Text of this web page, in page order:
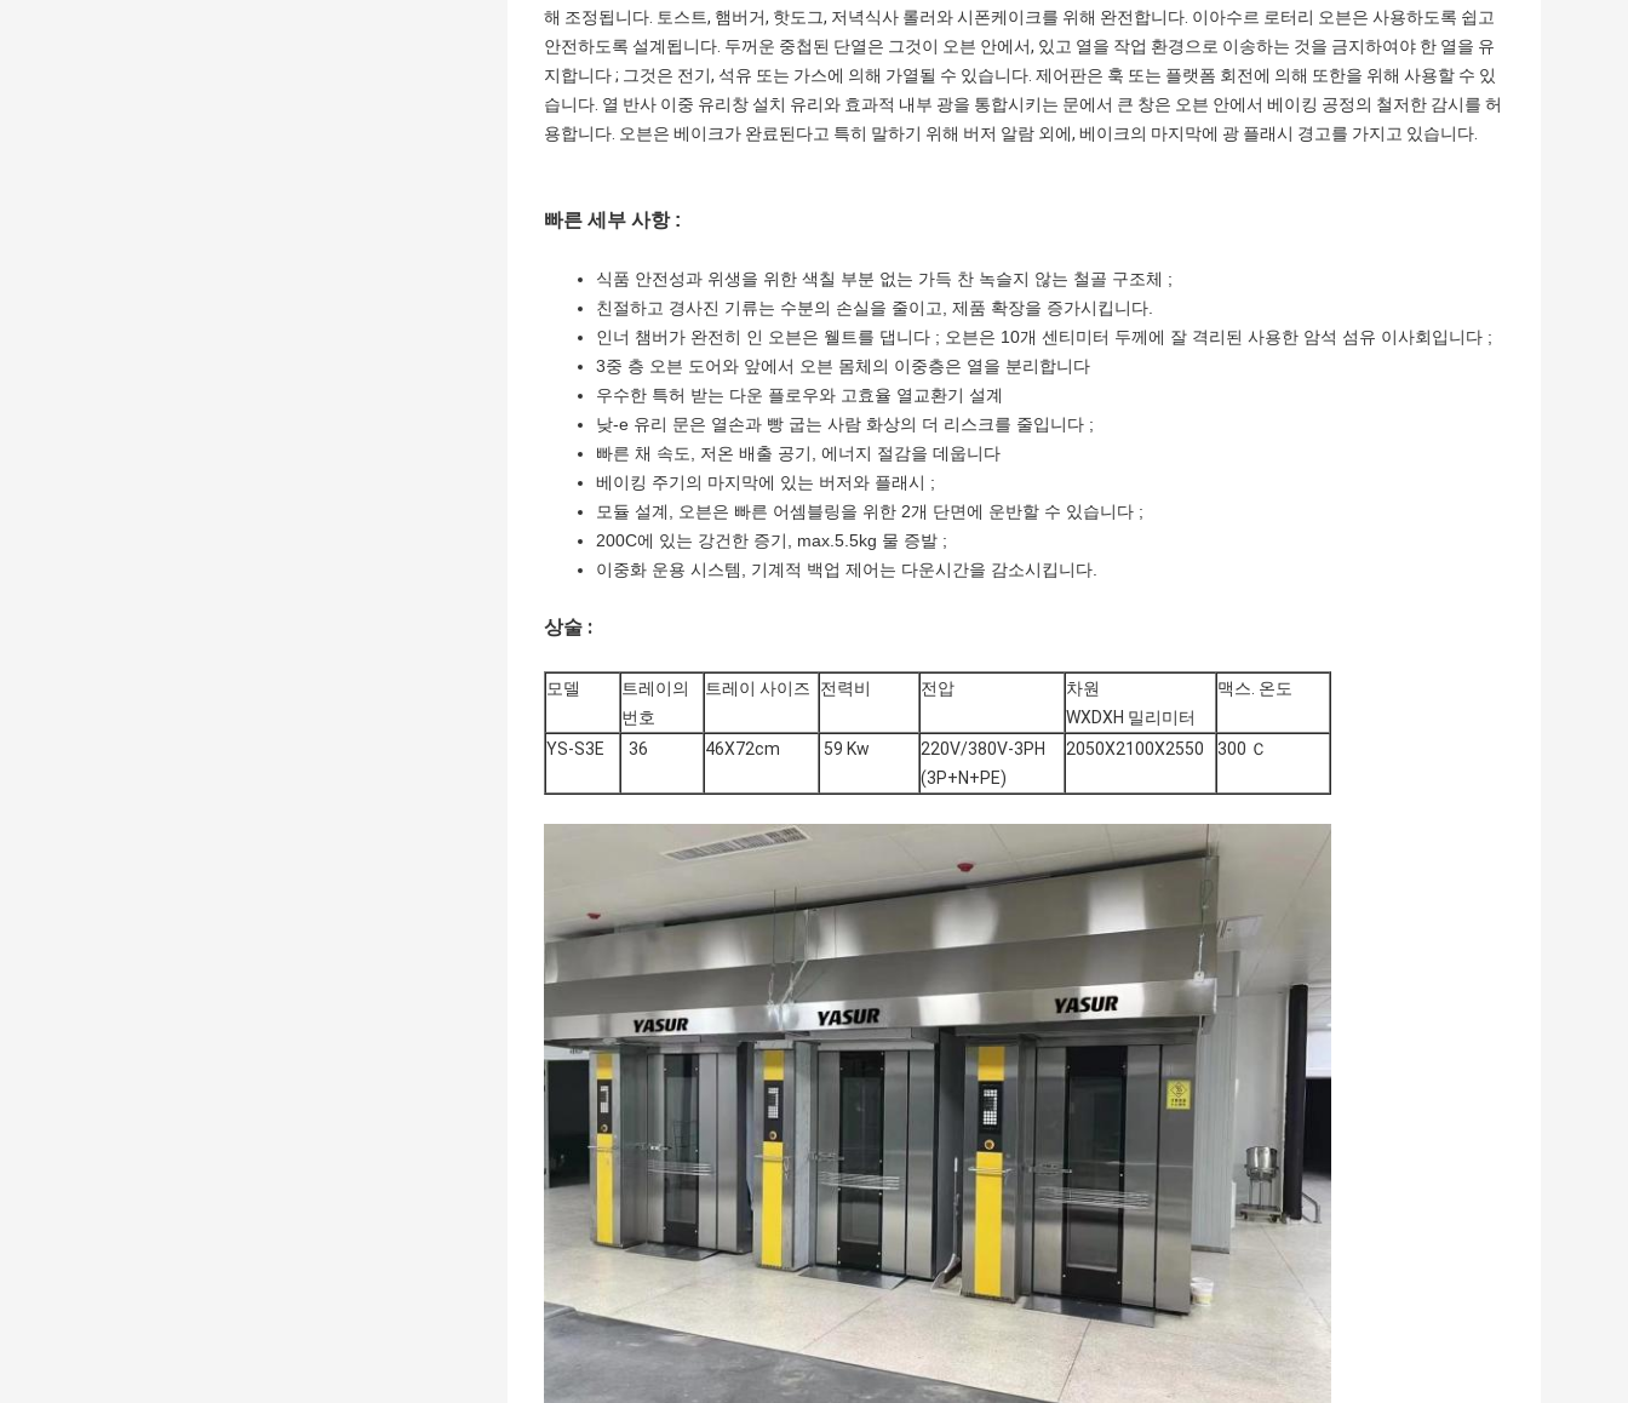
해 조정됩니다. 토스트, 햄버거, 핫도그, 저녁식사 롤러와 시폰케이크를 위해 완전합니다. 이아수르 로터리 오븐은 사용하도록 쉽고
안전하도록 설계됩니다. 두꺼운 중첩된 단열은 그것이 오븐 안에서, 있고 열을 작업 환경으로 이송하는 것을 금지하여야 한 열을 유
지합니다 ; 그것은 전기, 석유 또는 가스에 의해 가열될 수 있습니다. 제어판은 훅 또는 플랫폼 회전에 의해 또한을 위해 사용할 수 있
습니다. 열 반사 이중 유리창 설치 유리와 효과적 내부 광을 통합시키는 문에서 큰 창은 오븐 안에서 베이킹 공정의 철저한 감시를 허
용합니다. 오븐은 베이크가 완료된다고 특히 말하기 위해 버저 알람 외에, 베이크의 마지막에 광 플래시 경고를 가지고 있습니다.
빠른 세부 사항 :
식품 안전성과 위생을 위한 색칠 부분 없는 가득 찬 녹슬지 않는 철골 구조체 ;
친절하고 경사진 기류는 수분의 손실을 줄이고, 제품 확장을 증가시킵니다.
인너 챔버가 완전히 인 오븐은 웰트를 댑니다 ; 오븐은 10개 센티미터 두께에 잘 격리된 사용한 암석 섬유 이사회입니다 ;
3중 층 오븐 도어와 앞에서 오븐 몸체의 이중층은 열을 분리합니다
우수한 특허 받는 다운 플로우와 고효율 열교환기 설계
낮-e 유리 문은 열손과 빵 굽는 사람 화상의 더 리스크를 줄입니다 ;
빠른 채 속도, 저온 배출 공기, 에너지 절감을 데웁니다
베이킹 주기의 마지막에 있는 버저와 플래시 ;
모듈 설계, 오븐은 빠른 어셈블링을 위한 2개 단면에 운반할 수 있습니다 ;
200C에 있는 강건한 증기, max.5.5kg 물 증발 ;
이중화 운용 시스템, 기계적 백업 제어는 다운시간을 감소시킵니다.
상술 :
모델
트레이의
번호
트레이 사이즈 전력비 전압
차원
WXDXH 밀리미터
맥스. 온도
YS-S3E 36 46X72cm 59 Kw
220V/380V-3PH
(3P+N+PE)
2050X2100X2550 300 Ｃ